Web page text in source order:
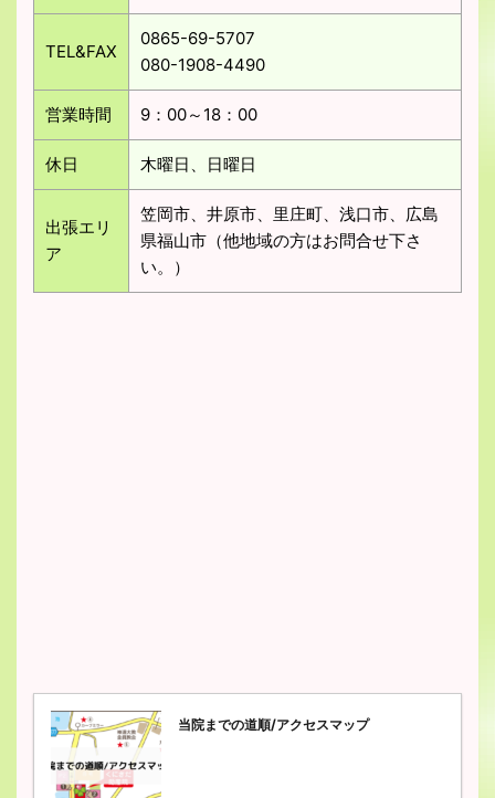
TEL&FAX
0865-69-5707
080-1908-4490
営業時間 9：00～18：00
休日 木曜日、日曜日
出張エリ
ア
笠岡市、井原市、里庄町、浅口市、広島
県福山市（他地域の方はお問合せ下さ
い。）
当院までの道順/アクセスマップ